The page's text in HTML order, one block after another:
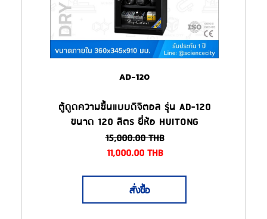
AD-120
ตู้ดูดความชื้นแบบดิจิตอล รุ่น AD-120
ขนาด 120 ลิตร ยี่ห้อ HUITONG
15,000.00THB
11,000.00THB
สั่งซื้อ